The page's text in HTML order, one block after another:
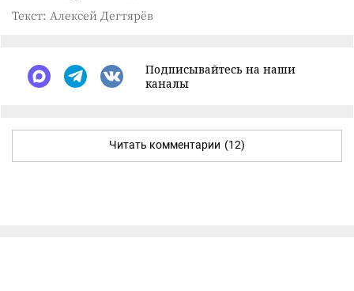
Текст: Алексей Дегтярёв
Подписывайтесь на наши
каналы
Читать комментарии (12)